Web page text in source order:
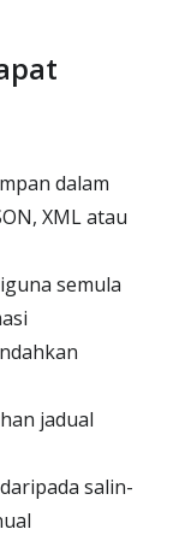
dalam
XML atau
semula
jadual
salin-